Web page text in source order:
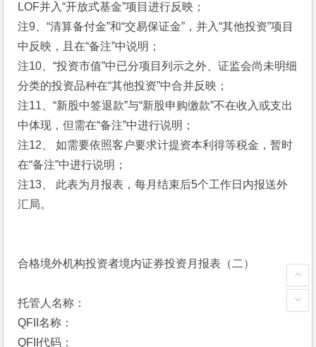
LOF并入“开放式基金”项目进行反映；
注9、“清算备付金”和“交易保证金”，并入“其他投资”项目
中反映，且在“备注”中说明；
注10、“投资市值”中已分项目列示之外、证监会尚未明细
分类的投资品种在“其他投资”中合并反映；
注11、“新股中签退款”与“新股申购缴款”不在收入或支出
中体现，但需在“备注”中进行说明；
注12、 如需要依照客户要求计提资本利得等税金，暂时
在“备注”中进行说明；
注13、 此表为月报表，每月结束后5个工作日内报送外
汇局。
合格境外机构投资者境内证券投资月报表（二）
托管人名称：
QFII名称：
QFII代码：